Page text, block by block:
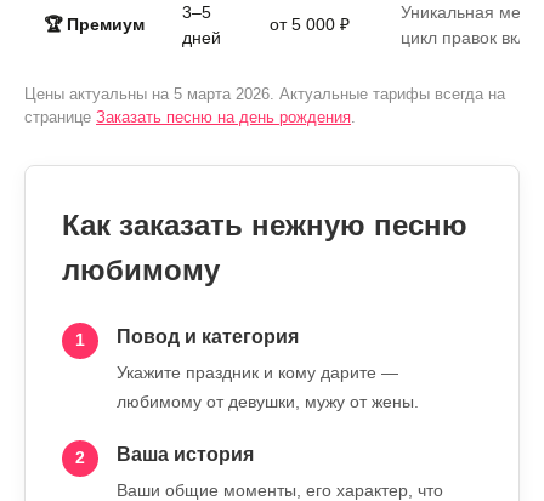
🏆 Премиум
3–5
дней
от 5 000 ₽
Уникальная
цикл правок
Цены актуальны на 5 марта 2026. Актуальные тарифы всегда на
странице Заказать песню на день рождения
Как заказать нежную песню
любимому
1 Повод и категория
Укажите праздник и кому дарите —
любимому от девушки, мужу от жены.
2 Ваша история
Ваши общие моменты, его характер, что